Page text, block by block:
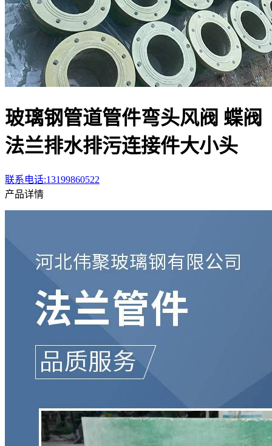
玻璃钢管道管件弯头风阀 蝶阀
法兰排水排污连接件大小头
联系电话:13199860522
产品详情